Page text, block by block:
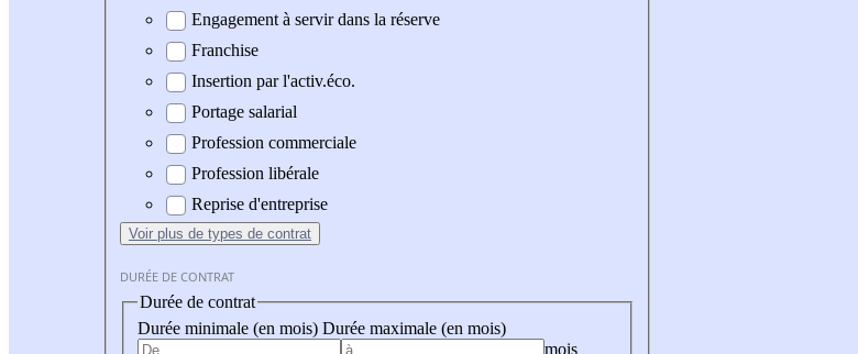
Engagement à servir dans la réserve
Franchise
Insertion par l'activ.éco.
Portage salarial
Profession commerciale
Profession libérale
Reprise d'entreprise
Voir plus de types de contrat
DURÉE DE CONTRAT
Durée de contrat
Durée minimale (en mois) Durée maximale (en mois)
mois